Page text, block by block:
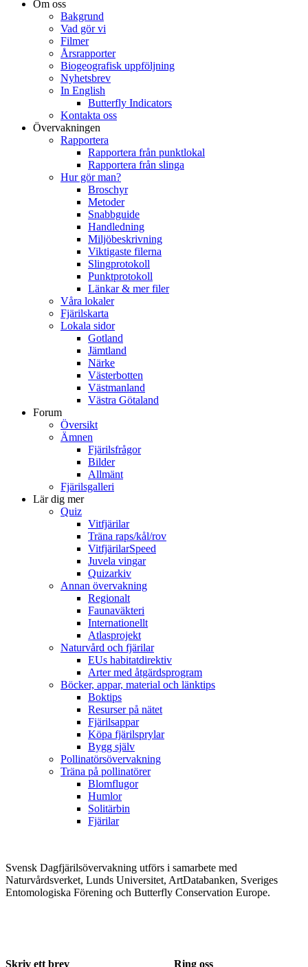
Om oss
Bakgrund
Vad gör vi
Filmer
Årsrapporter
Biogeografisk uppföljning
Nyhetsbrev
In English
Butterfly Indicators
Kontakta oss
Övervakningen
Rapportera
Rapportera från punktlokal
Rapportera från slinga
Hur gör man?
Broschyr
Metoder
Snabbguide
Handledning
Miljöbeskrivning
Viktigaste filerna
Slingprotokoll
Punktprotokoll
Länkar & mer filer
Våra lokaler
Fjärilskarta
Lokala sidor
Gotland
Jämtland
Närke
Västerbotten
Västmanland
Västra Götaland
Forum
Översikt
Ämnen
Fjärilsfrågor
Bilder
Allmänt
Fjärilsgalleri
Lär dig mer
Quiz
Vitfjärilar
Träna raps/kål/rov
VitfjärilarSpeed
Juvela vingar
Quizarkiv
Annan övervakning
Regionalt
Faunaväkteri
Internationellt
Atlasprojekt
Naturvård och fjärilar
EUs habitatdirektiv
Arter med åtgärdsprogram
Böcker, appar, material och länktips
Boktips
Resurser på nätet
Fjärilsappar
Köpa fjärilsprylar
Bygg själv
Pollinatörsövervakning
Träna på pollinatörer
Blomflugor
Humlor
Solitärbin
Fjärilar
Svensk Dagfjärilsövervakning utförs i samarbete med
Naturvårdsverket, Lunds Universitet, ArtDatabanken, Sveriges
Entomologiska Förening och Butterfly Conservation Europe.
Skriv ett brev Ring oss